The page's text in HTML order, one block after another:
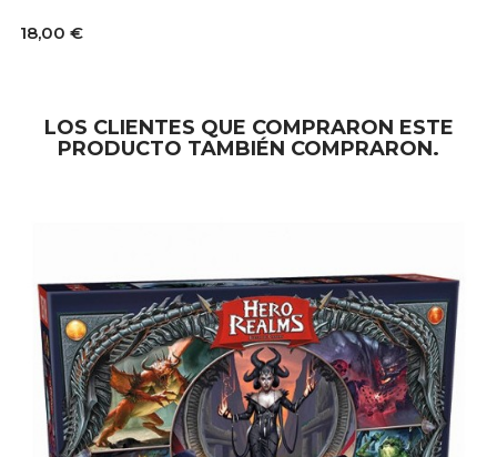
Precio
18,00 €
LOS CLIENTES QUE COMPRARON ESTE
PRODUCTO TAMBIÉN COMPRARON.